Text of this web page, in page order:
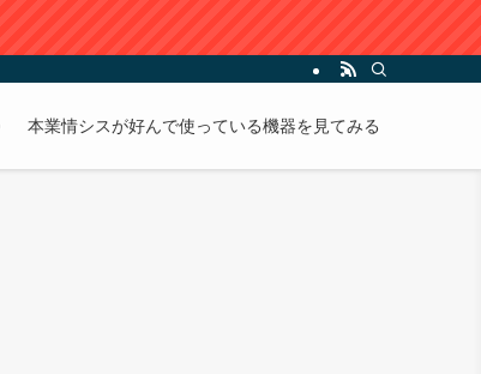
本業情シスが好んで使っている機器を見てみる